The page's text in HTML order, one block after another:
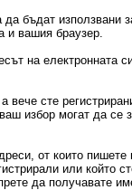
бъдат използвани
и вашия браузер.
на електронната
вече сте
избор могат да
от които
или който
да получавате